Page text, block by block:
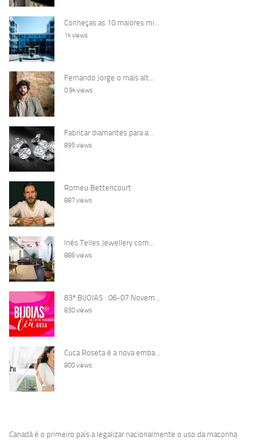
Conheças as 10 maiores mi...
1k views
Fernando Jorge o mais alt...
0.9k views
Fabricar diamantes para a...
895 views
Romeu Bettencourt
887 views
Inês Telles Jewellery com...
886 views
83ª BIJOIAS : 06-07 Novem...
830 views
Cuca Roseta é a nova emba...
800 views
Canadá é o primeiro país a legalizar nacionalmente o uso da maconha